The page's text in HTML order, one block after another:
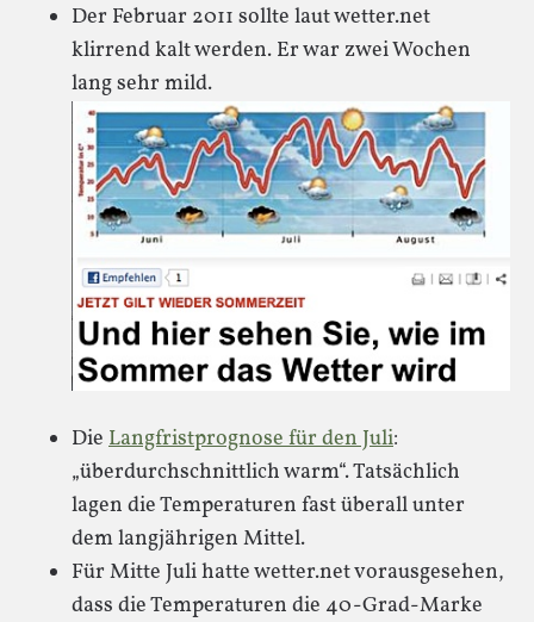
Der Februar 2011 sollte laut wetter.net
klirrend kalt werden. Er war zwei Wochen
lang sehr mild.
Die Langfristprognose für den Juli:
„überdurchschnittlich warm“. Tatsächlich
lagen die Temperaturen fast überall unter
dem langjährigen Mittel.
Für Mitte Juli hatte wetter.net vorausgesehen,
dass die Temperaturen die 40-Grad-Marke